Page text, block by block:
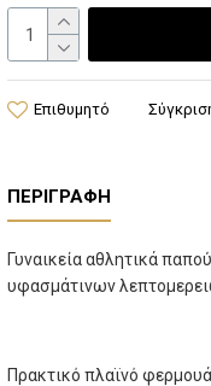
Επιθυμητό
ΠΕΡΙΓΡΑΦΉ
Γυναικεία αθλητικά
υφασμάτινων
Πρακτικό πλαϊνό